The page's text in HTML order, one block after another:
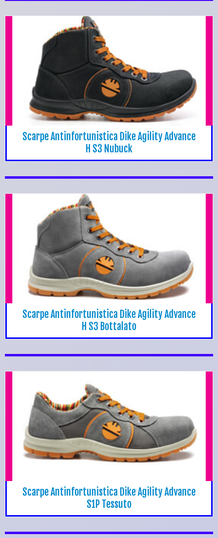
Scarpe Antinfortunistica Dike Agility Advance
H S3 Nubuck
Scarpe Antinfortunistica Dike Agility Advance
H S3 Bottalato
Scarpe Antinfortunistica Dike Agility Advance
S1P Tessuto